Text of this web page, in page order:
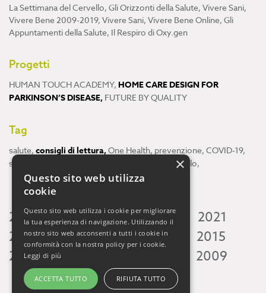
La Settimana del Cervello, Gli Orizzonti della Salute, Vivere Sani,
Vivere Bene 2009-2019, Vivere Sani, Vivere Bene Online, Gli
Appuntamenti della Salute, Il Respiro di Oxy.gen
Progetti
HUMAN TOUCH ACADEMY, HOME CARE DESIGN FOR
PARKINSON’S DISEASE, FUTURE BY QUALITY
Tag
salute, consigli di lettura,One Health, prevenzione, COVID-19,
scienza
cervello,
2026 2025 2024 2023 2022
2021
2020 2019 2018 2017 2016
2015
2014 2013 2009
×
Questo sito web utilizza
cookie
Questo sito web utilizza i cookie per migliorare
la tua esperienza di navigazione. Utilizzando il
nostro sito web acconsenti a tutti i cookie in
conformità con la nostra policy per i cookie.
Leggi di più
ACCETTA TUTTO RIFIUTA TUTTO